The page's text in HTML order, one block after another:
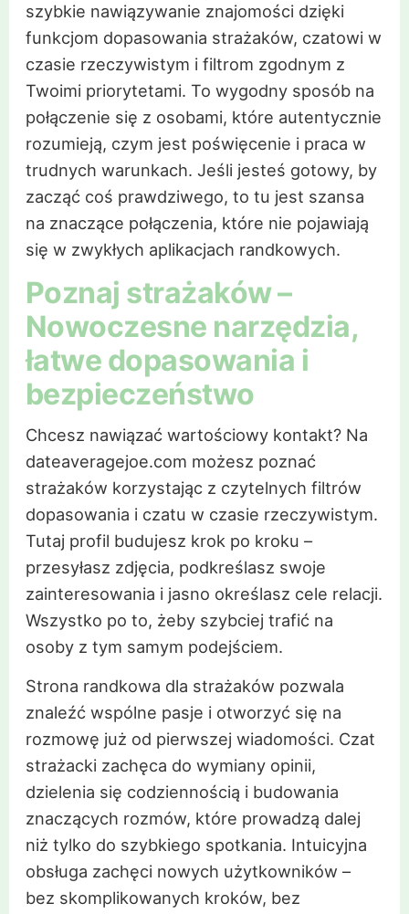
szybkie nawiązywanie znajomości dzięki
funkcjom dopasowania strażaków, czatowi w
czasie rzeczywistym i filtrom zgodnym z
Twoimi priorytetami. To wygodny sposób na
połączenie się z osobami, które autentycznie
rozumieją, czym jest poświęcenie i praca w
trudnych warunkach. Jeśli jesteś gotowy, by
zacząć coś prawdziwego, to tu jest szansa
na znaczące połączenia, które nie pojawiają
się w zwykłych aplikacjach randkowych.
Poznaj strażaków –
Nowoczesne narzędzia,
łatwe dopasowania i
bezpieczeństwo
Chcesz nawiązać wartościowy kontakt? Na
dateaveragejoe.com możesz poznać
strażaków korzystając z czytelnych filtrów
dopasowania i czatu w czasie rzeczywistym.
Tutaj profil budujesz krok po kroku –
przesyłasz zdjęcia, podkreślasz swoje
zainteresowania i jasno określasz cele relacji.
Wszystko po to, żeby szybciej trafić na
osoby z tym samym podejściem.
Strona randkowa dla strażaków pozwala
znaleźć wspólne pasje i otworzyć się na
rozmowę już od pierwszej wiadomości. Czat
strażacki zachęca do wymiany opinii,
dzielenia się codziennością i budowania
znaczących rozmów, które prowadzą dalej
niż tylko do szybkiego spotkania. Intuicyjna
obsługa zachęci nowych użytkowników –
bez skomplikowanych kroków, bez